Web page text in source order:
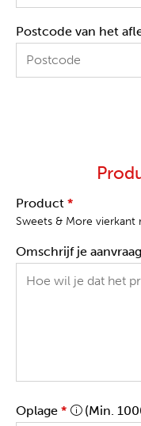
Postcode van het
Product *
Sweets & More vierkant
Omschrijf je aanvraag
Oplage * (Min.